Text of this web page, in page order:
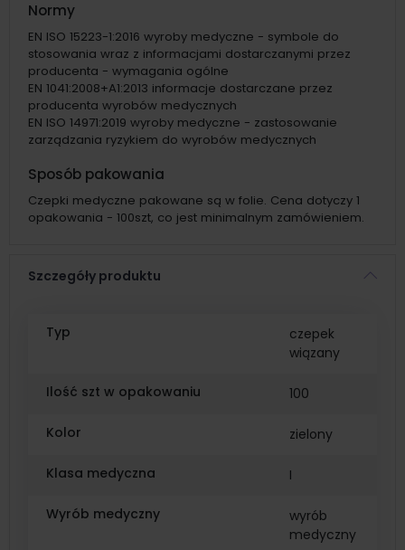
Normy
EN ISO 15223-1:2016 wyroby medyczne - symbole do
stosowania wraz z informacjami dostarczanymi przez
producenta - wymagania ogólne
EN 1041:2008+A1:2013 informacje dostarczane przez
producenta wyrobów medycznych
EN ISO 14971:2019 wyroby medyczne - zastosowanie
zarządzania ryzykiem do wyrobów medycznych
Sposób pakowania
Czepki medyczne pakowane są w folie. Cena dotyczy 1
opakowania - 100szt, co jest minimalnym zamówieniem.
Szczegóły produktu
Typ
czepek
wiązany
Ilość szt w opakowaniu 100
Kolor zielony
Klasa medyczna I
Wyrób medyczny
wyrób
medyczny